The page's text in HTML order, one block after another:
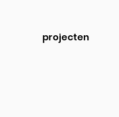
projecten